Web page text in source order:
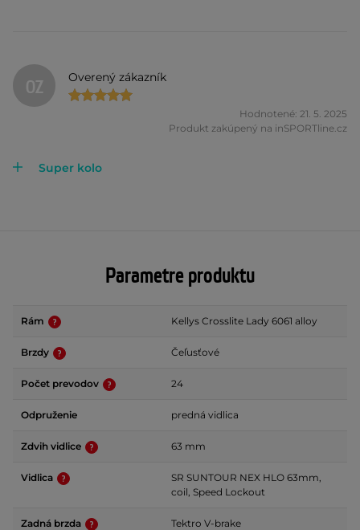
OZ Overený zákazník
Hodnotené: 21. 5. 2025
Produkt zakúpený na inSPORTline.cz
Super kolo
Parametre produktu
Rám Kellys Crosslite Lady 6061 alloy
Brzdy Čeľusťové
Počet prevodov 24
Odpruženie predná vidlica
Zdvih vidlice 63 mm
Vidlica
SR SUNTOUR NEX HLO 63mm,
coil, Speed Lockout
Zadná brzda Tektro V-brake